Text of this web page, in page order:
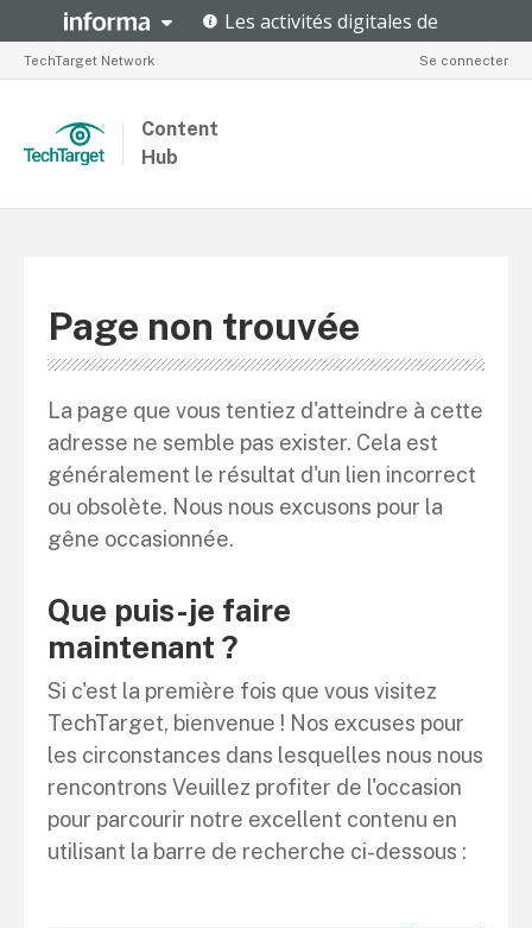
TechTarget Network Se connecter
Content
Hub
Page non trouvée
La page que vous tentiez d'atteindre à cette
adresse ne semble pas exister. Cela est
généralement le résultat d'un lien incorrect
ou obsolète. Nous nous excusons pour la
gêne occasionnée.
Que puis-je faire
maintenant ?
Si c'est la première fois que vous visitez
TechTarget, bienvenue ! Nos excuses pour
les circonstances dans lesquelles nous nous
rencontrons Veuillez profiter de l'occasion
pour parcourir notre excellent contenu en
utilisant la barre de recherche ci-dessous :